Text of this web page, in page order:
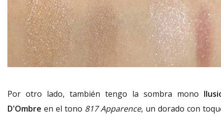
Por otro lado, también tengo la sombra mono
D'Ombre en el tono 817 Apparence, un dorado con